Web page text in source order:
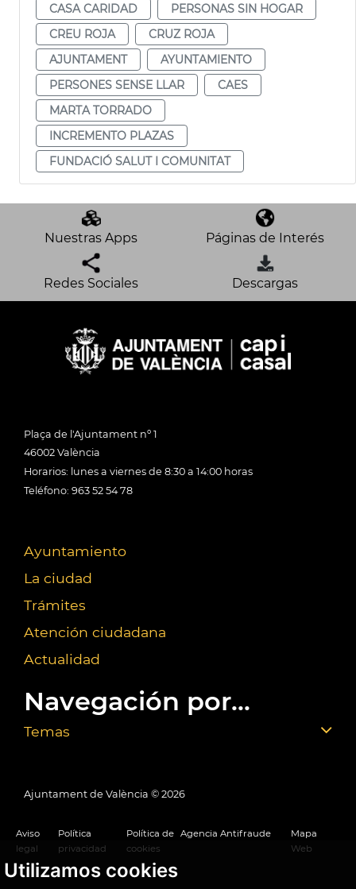
Utilizamos cookies
CASA CARIDAD
PERSONAS SIN HOGAR
CREU ROJA
CRUZ ROJA
AJUNTAMENT
AYUNTAMIENTO
PERSONES SENSE LLAR
CAES
MARTA TORRADO
INCREMENTO PLAZAS
FUNDACIÓ SALUT I COMUNITAT
Nuestras Apps Páginas de Interés
Redes Sociales Descargas
Plaça de l'Ajuntament nº 1
46002 València
Horarios: lunes a viernes de 8:30 a 14:00 horas
Teléfono: 963 52 54 78
Ayuntamiento
La ciudad
Trámites
Atención ciudadana
Actualidad
Navegación por...
Temas
Ajuntament de València © 2026
Aviso
legal
Política
privacidad
Política de
cookies
Agencia Antifraude
Mapa
Web